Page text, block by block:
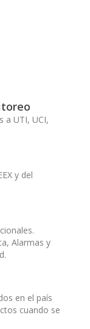
a UTI, UCI,
y del
Alarmas y
en el país
cuando se